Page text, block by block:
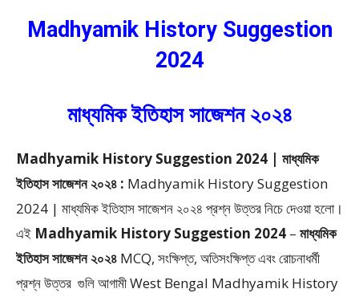
Madhyamik History Suggestion
2024
মাধ্যমিক ইতিহাস সাজেশন ২০২৪
Madhyamik History Suggestion 2024 | মাধ্যমিক
ইতিহাস সাজেশন ২০২৪ : Madhyamik History Suggestion
2024 | মাধ্যমিক ইতিহাস সাজেশন ২০২৪ প্রশ্ন উত্তরনিচে দেওয়া হলো।
এই Madhyamik History Suggestion 2024 – মাধ্যমিক
ইতিহাস সাজেশন ২০২৪ MCQ, সংক্ষিপ্ত, অতিসংক্ষিপ্ত এবং রোচনাধর্মী
প্রশ্ন উত্তর গুলি আগামী West Bengal Madhyamik History